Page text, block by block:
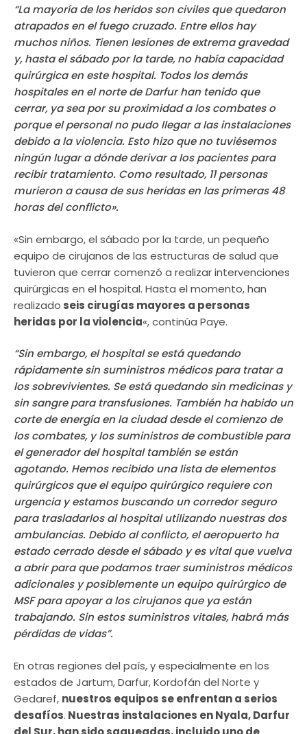
“La mayoría de los heridos son civiles que quedaron
atrapados en el fuego cruzado. Entre ellos hay
muchos niños. Tienen lesiones de extrema gravedad
y, hasta el sábado por la tarde, no había capacidad
quirúrgica en este hospital. Todos los demás
hospitales en el norte de Darfur han tenido que
cerrar, ya sea por su proximidad a los combates o
porque el personal no pudo llegar a las instalaciones
debido a la violencia. Esto hizo que no tuviésemos
ningún lugar a dónde derivar a los pacientes para
recibir tratamiento. Como resultado, 11 personas
murieron a causa de sus heridas en las primeras 48
horas del conflicto».
«Sin embargo, el sábado por la tarde, un pequeño
equipo de cirujanos de las estructuras de salud que
tuvieron que cerrar comenzó a realizar intervenciones
quirúrgicas en el hospital. Hasta el momento, han
realizado seis cirugías mayores a personas
heridas por la violencia«, continúa Paye.
“Sin embargo, el hospital se está quedando
rápidamente sin suministros médicos para tratar a
los sobrevivientes. Se está quedando sin medicinas y
sin sangre para transfusiones. También ha habido un
corte de energía en la ciudad desde el comienzo de
los combates, y los suministros de combustible para
el generador del hospital también se están
agotando. Hemos recibido una lista de elementos
quirúrgicos que el equipo quirúrgico requiere con
urgencia y estamos buscando un corredor seguro
para trasladarlos al hospital utilizando nuestras dos
ambulancias. Debido al conflicto, el aeropuerto ha
estado cerrado desde el sábado y es vital que vuelva
a abrir para que podamos traer suministros médicos
adicionales y posiblemente un equipo quirúrgico de
MSF para apoyar a los cirujanos que ya están
trabajando. Sin estos suministros vitales, habrá más
pérdidas de vidas”.
En otras regiones del país, y especialmente en los
estados de Jartum, Darfur, Kordofán del Norte y
Gedaref, nuestros equipos se enfrentan a serios
desafíos. Nuestras instalaciones en Nyala, Darfur